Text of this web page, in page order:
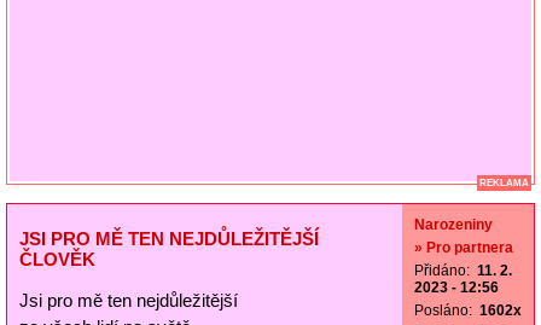
REKLAMA
JSI PRO MĚ TEN NEJDŮLEŽITĚJŠÍ
ČLOVĚK
Jsi pro mě ten nejdůležitější
Narozeniny
» Pro partnera
Přidáno: 11. 2.
2023 - 12:56
Posláno: 1602x